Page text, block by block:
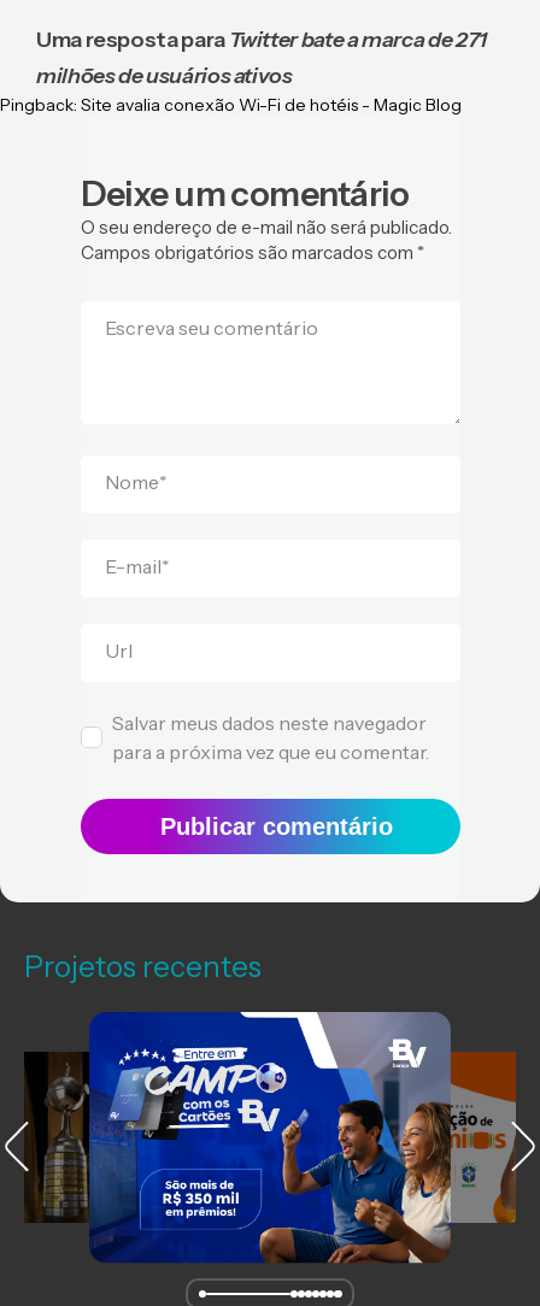
Uma resposta para Twitter bate a marca de 271
milhões de usuários ativos
Pingback: Site avalia conexão Wi-Fi de hotéis - Magic Blog
Deixe um comentário
O seu endereço de e-mail não será publicado.
Campos obrigatórios são marcados com *
Escreva seu comentário
Nome*
E-mail*
Url
Salvar meus dados neste navegador
para a próxima vez que eu comentar.
Publicar comentário
Projetos recentes